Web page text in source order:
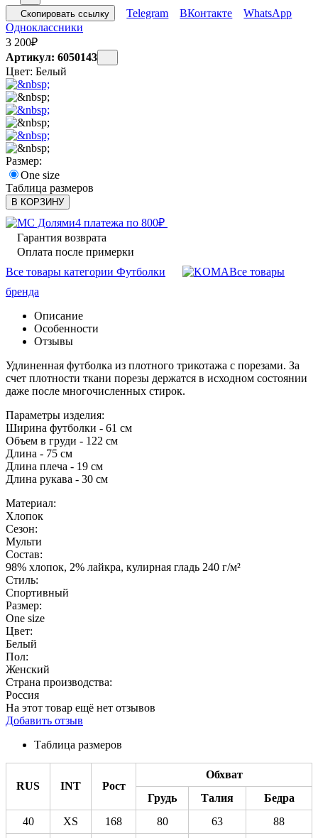
Скопировать ссылку Telegram ВКонтакте
WhatsApp
Одноклассники
3 200₽
Артикул: 6050143
Цвет: Белый
Размер:
One size
Таблица размеров
В КОРЗИНУ
4 платежа по 800₽
Гарантия возврата
Оплата после примерки
Все товары категории Футболки
Все товары
бренда
Описание
Особенности
Отзывы
Удлиненная футболка из плотного трикотажа с порезами. За
счет плотности ткани порезы держатся в исходном состоянии
даже после многочисленных стирок.
Параметры изделия:
Ширина футболки - 61 см
Объем в груди - 122 см
Длина - 75 см
Длина плеча - 19 см
Длина рукава - 30 см
Материал:
Хлопок
Сезон:
Мульти
Состав:
98% хлопок, 2% лайкра, кулирная гладь 240 г/м²
Стиль:
Спортивный
Размер:
One size
Цвет:
Белый
Пол:
Женский
Страна производства:
Россия
На этот товар ещё нет отзывов
Добавить отзыв
Таблица размеров
RUS INT Рост
Обхват
Грудь
Талия
Бедра
40
XS 168 80 63
88